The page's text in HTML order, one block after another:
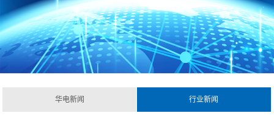
华电新闻 行业新闻